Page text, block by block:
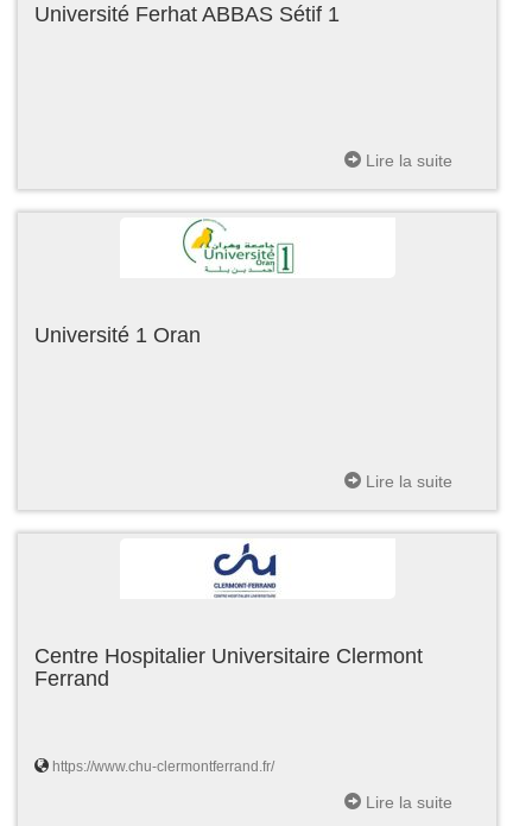
Université Ferhat ABBAS Sétif 1
Lire la suite
Université 1 Oran
Lire la suite
Centre Hospitalier Universitaire Clermont
Ferrand
https://www.chu-clermontferrand.fr/
Lire la suite